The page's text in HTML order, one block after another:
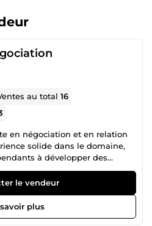
au total16
en négociation et en relation
solide dans le domaine,
à développer des
sur la confiance et la
compétences en
conflits et fidélisation client
et durables 🌟. Mon
chaque interaction client en
le vendeur
plus